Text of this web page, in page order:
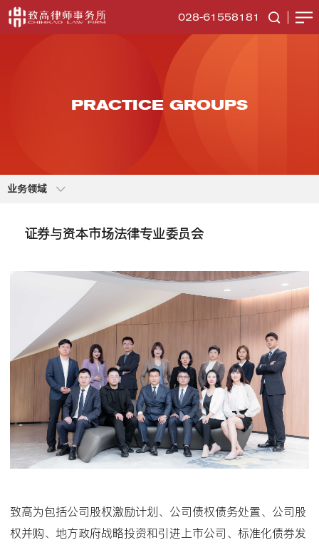
028-61558181
PRACTICE GROUPS
业务领域
证券与资本市场法律专业委员会
致高为包括公司股权激励计划、公司债权债务处置、公司股
权并购、地方政府战略投资和引进上市公司、标准化债券发